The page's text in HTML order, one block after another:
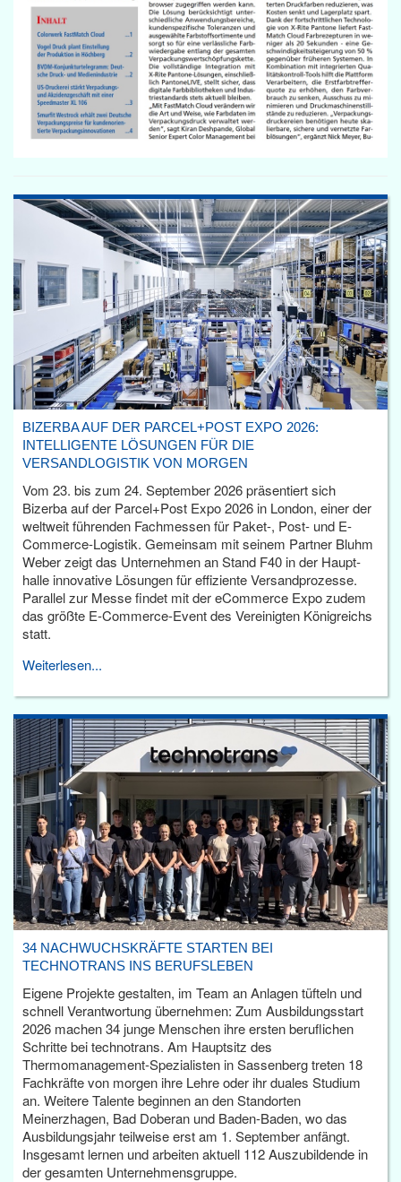
BIZERBA AUF DER PARCEL+POST EXPO 2026:
INTELLIGENTE LÖSUNGEN FÜR DIE
VERSANDLOGISTIK VON MORGEN
Vom 23. bis zum 24. September 2026 präsentiert sich
Bizerba auf der Parcel+Post Expo 2026 in London, einer der
weltweit führenden Fachmessen für Paket-, Post- und E-
Commerce-Logistik. Gemeinsam mit seinem Partner Bluhm
Weber zeigt das Unternehmen an Stand F40 in der Haupt­
halle innovative Lösungen für effiziente Versandprozesse.
Parallel zur Messe findet mit der eCommerce Expo zudem
das größte E-Commerce-Event des Vereinigten Königreichs
statt.
Weiterlesen...
34 NACHWUCHSKRÄFTE STARTEN BEI
TECHNOTRANS INS BERUFSLEBEN
Eigene Projekte gestalten, im Team an Anlagen tüfteln und
schnell Verantwortung übernehmen: Zum Ausbildungsstart
2026 machen 34 junge Menschen ihre ersten beruflichen
Schritte bei technotrans. Am Hauptsitz des
Thermomanagement-Spezialisten in Sassenberg treten 18
Fachkräfte von morgen ihre Lehre oder ihr duales Studium
an. Weitere Talente beginnen an den Standorten
Meinerzhagen, Bad Doberan und Baden-Baden, wo das
Ausbildungsjahr teilweise erst am 1. September anfängt.
Insgesamt lernen und arbeiten aktuell 112 Auszubildende in
der gesamten Unternehmensgruppe.